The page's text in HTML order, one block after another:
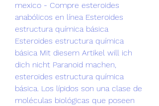
mexico - Compre esteroides
anabólicos en línea Esteroides
estructura química básica
Esteroides estructura química
básica Mit diesem Artikel will ich
dich nicht Paranoid machen,
esteroides estructura química
básica. Los lípidos son una clase de
moléculas biológicas que poseen